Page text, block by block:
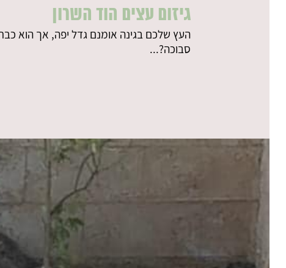
גיזום עצים הוד השרון
העץ שלכם בגינה אומנם גדל יפה, אך הוא
סבוכה?...